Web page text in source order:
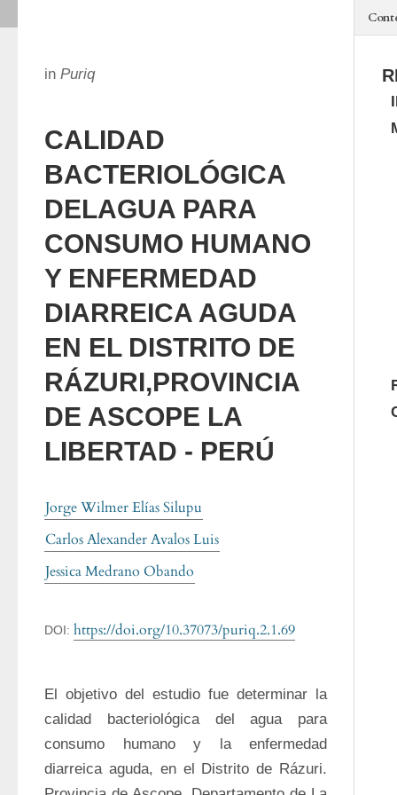
in Puriq
CALIDAD
BACTERIOLÓGICA
DELAGUA PARA
CONSUMO HUMANO
Y ENFERMEDAD
DIARREICA AGUDA
EN EL DISTRITO DE
RÁZURI,PROVINCIA
DE ASCOPE LA
LIBERTAD - PERÚ
Jorge Wilmer Elías Silupu
Carlos Alexander Avalos Luis
Jessica Medrano Obando
DOI: https://doi.org/10.37073/puriq.2.1.69
El objetivo del estudio fue determinar la
calidad bacteriológica del agua para
consumo humano y la enfermedad
diarreica aguda, en el Distrito de Rázuri.